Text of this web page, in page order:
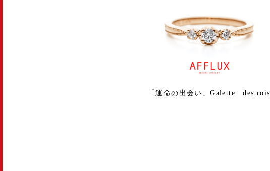
「運命の出会い」Galette des rois